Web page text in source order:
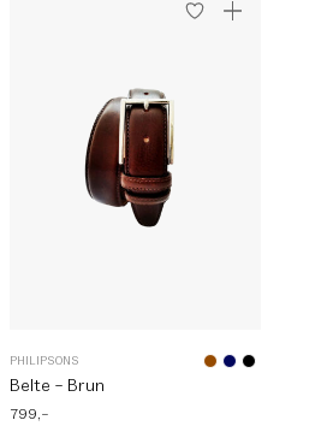
PHILIPSONS
Belte – Brun
799 ,–